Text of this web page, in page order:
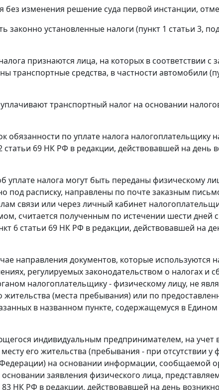
без изменения решение суда первой инстанции,
установленные налоги (пункт 1 статьи 3,
признаются лица, на которых в соответствии с
транспортные средства, в частности автомобили
транспортный налог на основании
обязанности по уплате налога налогоплательщику
статьи 69 НК РФ в редакции, действовавшей на день
уплате налога могут быть переданы физическому
под расписку, направлены по почте заказным
связи или через личный кабинет
считается полученным по истечении шести дней
6 статьи 69 НК РФ в редакции, действовавшей на
направления документов, которые используются
регулируемых законодательством о налогах и
налогоплательщику - физическому лицу, не
(места пребывания) или по
в названном пункте, содержащемуся в
индивидуальным предпринимателем, на учет
его жительства (пребывания - при отсутствии у
на основании информации, сообщаемой
заявления физического лица,
83 НК РФ в редакции, действовавшей на день